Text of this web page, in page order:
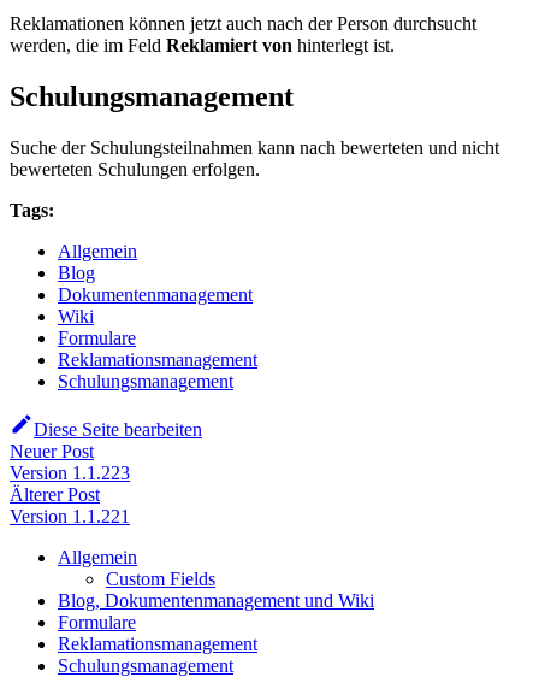
Reklamationen können jetzt auch nach der Person durchsucht
werden, die im Feld Reklamiert von hinterlegt ist.
Schulungsmanagement
Suche der Schulungsteilnahmen kann nach bewerteten und nicht
bewerteten Schulungen erfolgen.
Tags:
Allgemein
Blog
Dokumentenmanagement
Wiki
Formulare
Reklamationsmanagement
Schulungsmanagement
Diese Seite bearbeiten
Neuer Post
Version 1.1.223
Älterer Post
Version 1.1.221
Allgemein
Custom Fields
Blog, Dokumentenmanagement und Wiki
Formulare
Reklamationsmanagement
Schulungsmanagement